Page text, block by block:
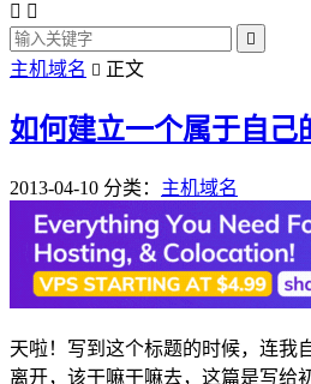
 

主机域名  正文
如何建立一个属于自己
2013-04-10 分类： 主机域名
天啦！写到这个标题的时候，连我
离开，该干嘛干嘛去，这篇是写给